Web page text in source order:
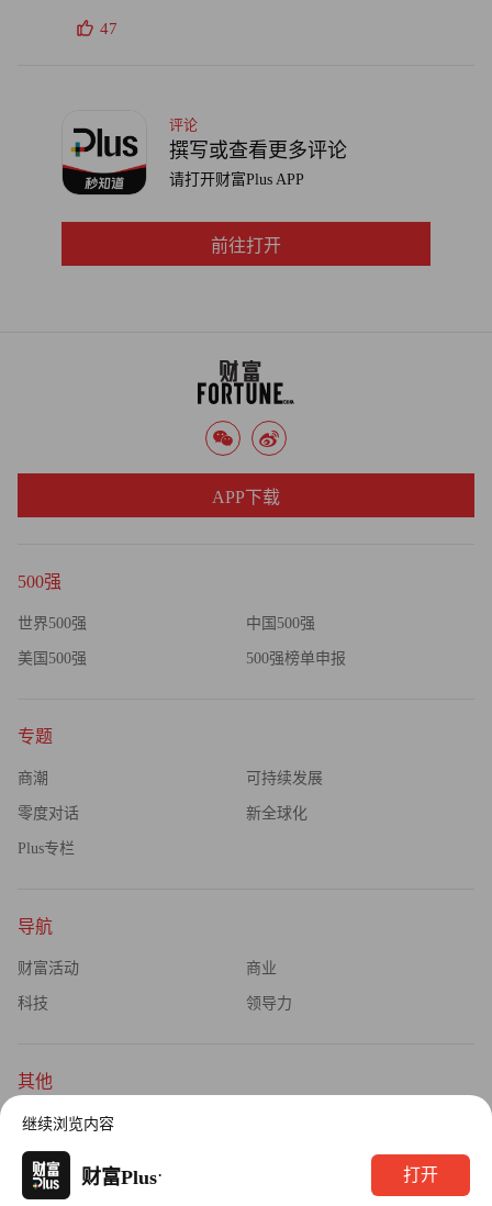
47
评论
撰写或查看更多评论
请打开财富Plus APP
前往打开
500强
世界500强 中国500强
美国500强 500强榜单申报
专题
商潮 可持续发展
零度对话 新全球化
Plus专栏
导航
财富活动 商业
科技 领导力
其他
杂志订阅
隐私政策
APP下载
继续浏览内容
财富Plus· 打开